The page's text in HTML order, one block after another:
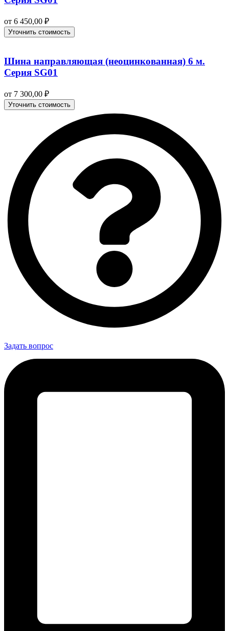
от 6 450,00 ₽
Уточнить стоимость
Шина направляющая (неоцинкованная) 6 м.
Серия SG01
от 7 300,00 ₽
Уточнить стоимость
Задать вопрос